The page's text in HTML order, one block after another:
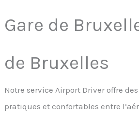
Gare de
de Bruxelles
Notre service Airport Driver offre
pratiques et confortables entre